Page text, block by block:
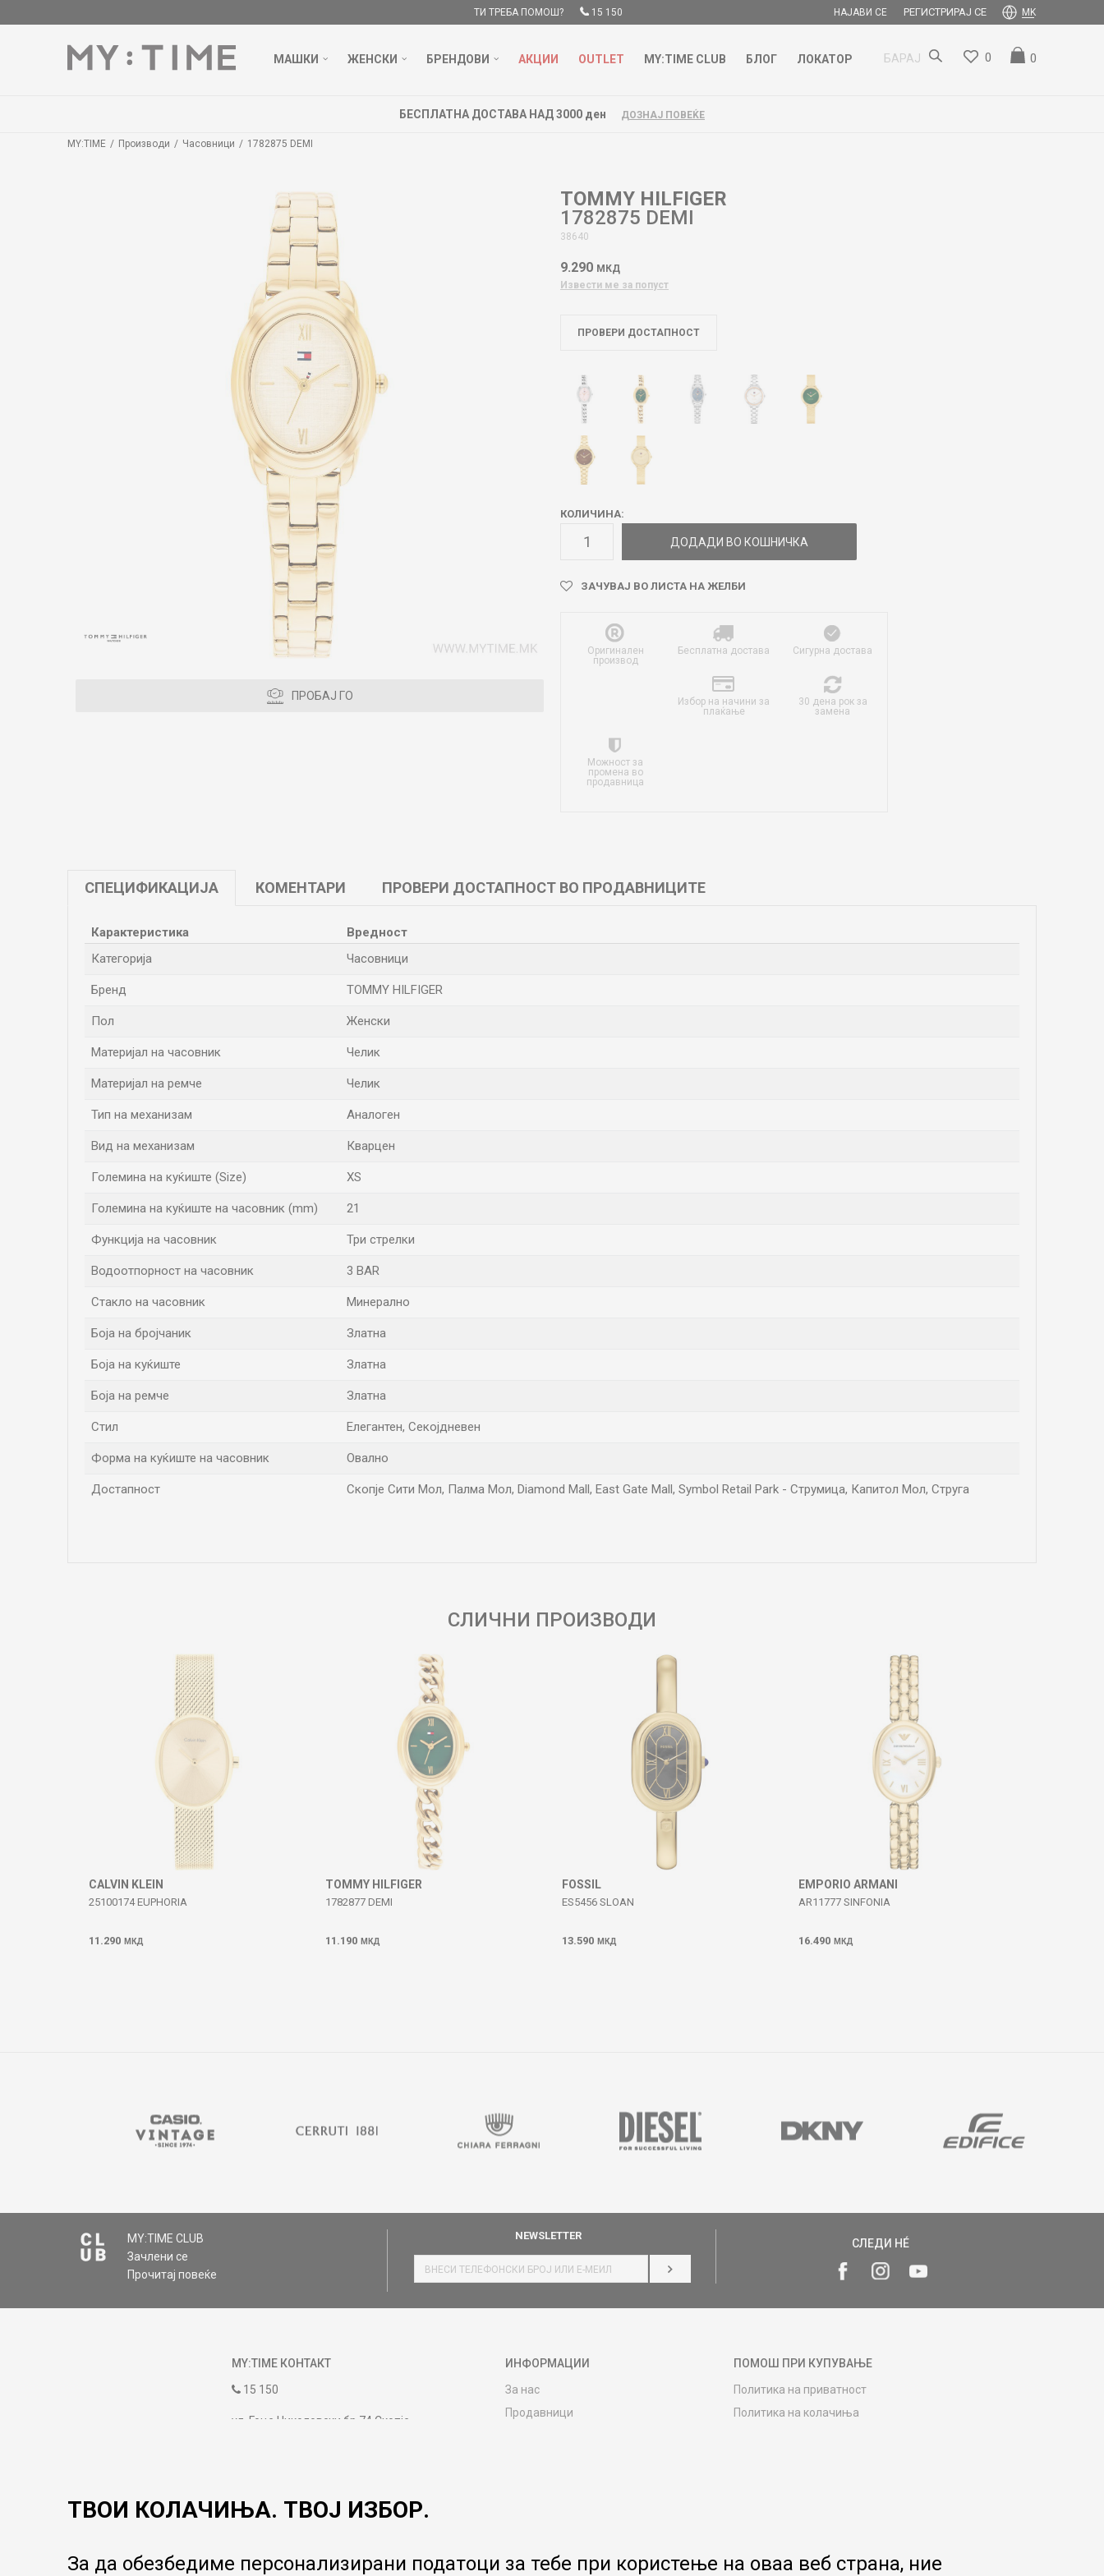
ТИ ТРЕБА ПОМОШ? 15 150 НАЈАВИ СЕ РЕГИСТРИРАЈ СЕ MK
МАШКИ ЖЕНСКИ БРЕНДОВИ АКЦИИ OUTLET MY:TIME CLUB БЛОГ ЛОКАТОР БАРАЈ 0
0
БЕСПЛАТНА ДОСТАВА НАД 3000 ден ДОЗНАЈ ПОВЕЌЕ
MY:TIME Производи Часовници 1782875 DEMI
ПРОБАЈ ГО
TOMMY HILFIGER
1782875 DEMI
38640
9.290 МКД
Извести ме за попуст
ПРОВЕРИ ДОСТАПНОСТ
КОЛИЧИНА:
ДОДАДИ ВО КОШНИЧКА
ЗАЧУВАЈ ВО ЛИСТА НА ЖЕЛБИ
Оригинален
производ
Бесплатна достава Сигурна достава
Избор на начини за
плаќање
30 дена рок за
замена
Можност за
промена во
продавница
СПЕЦИФИКАЦИЈА КОМЕНТАРИ ПРОВЕРИ ДОСТАПНОСТ ВО ПРОДАВНИЦИТЕ
Карактеристика
Вредност
Категорија
Часовници
Бренд TOMMY HILFIGER
Пол Женски
Материјал на часовник Челик
Материјал на ремче Челик
Тип на механизам Аналоген
Вид на механизам Кварцен
Големина на куќиште (Size) XS
Големина на куќиште на часовник (mm) 21
Функција на часовник Три стрелки
Водоотпорност на часовник 3 BAR
Стакло на часовник Минерално
Боја на бројчаник Златна
Боја на куќиште Златна
Боја на ремче Златна
Стил Елегантен, Секојдневен
Форма на куќиште на часовник Овално
Достапност Скопје Сити Мол, Палма Мол, Diamond Mall, East Gate Mall, Symbol Retail Park - Струмица, Капитол Мол, Струга
СЛИЧНИ ПРОИЗВОДИ
CALVIN KLEIN
25100174 EUPHORIA
11.290 МКД
TOMMY HILFIGER
1782877 DEMI
11.190 МКД
FOSSIL
ES5456 SLOAN
13.590 МКД
EMPORIO ARMANI
AR11777 SINFONIA
16.490 МКД
MY:TIME CLUB
Зачлени се
Прочитај повеќе
NEWSLETTER
НАЈАВИ СЕ
СЛЕДИ НÉ
MY:TIME КОНТАКТ
15 150
ул. Гоце Николовски бр.74 Скопје
09:00 до 17:00
ИНФОРМАЦИИ
За нас
Продавници
ПОМОШ ПРИ КУПУВАЊЕ
Политика на приватност
Политика на колачиња
ТВОИ КОЛАЧИЊА. ТВОЈ ИЗБОР.
За да обезбедиме персонализирани податоци за тебе при користење на оваа веб страна, ние